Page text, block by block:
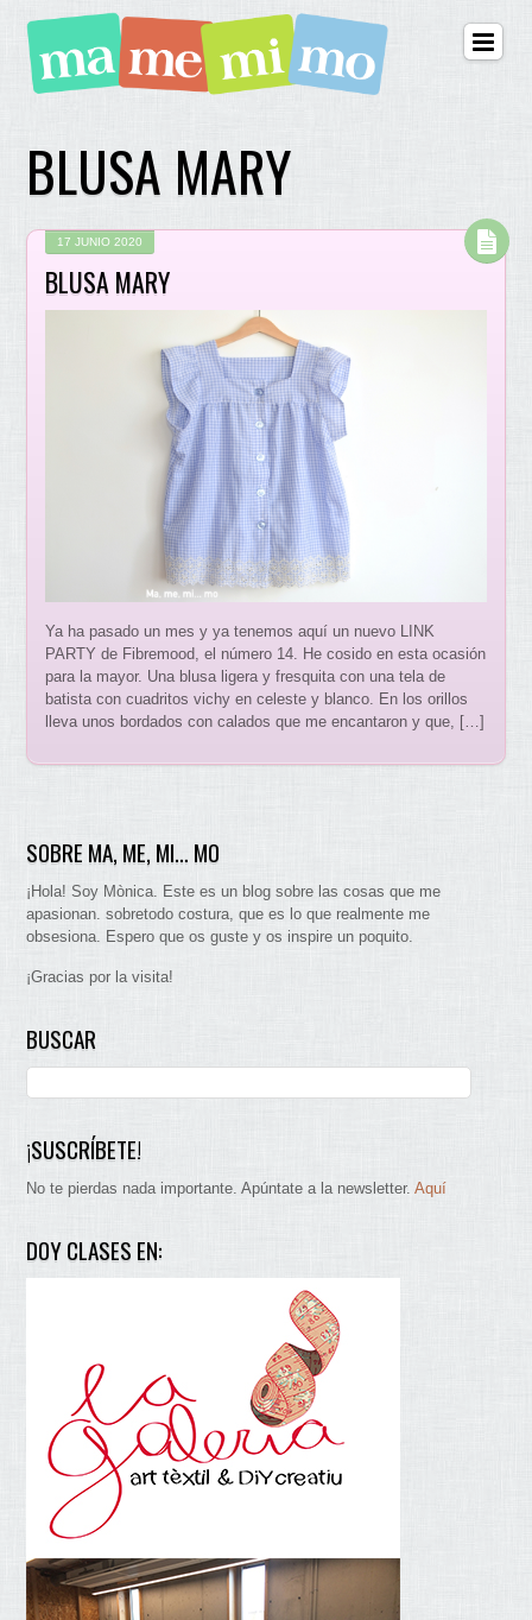
BLUSA MARY
17 JUNIO 2020
BLUSA MARY
Ya ha pasado un mes y ya tenemos aquí un nuevo LINK
PARTY de Fibremood, el número 14. He cosido en esta ocasión
para la mayor. Una blusa ligera y fresquita con una tela de
batista con cuadritos vichy en celeste y blanco. En los orillos
lleva unos bordados con calados que me encantaron y que, […]
SOBRE MA, ME, MI… MO
¡Hola! Soy Mònica. Este es un blog sobre las cosas que me
apasionan. sobretodo costura, que es lo que realmente me
obsesiona. Espero que os guste y os inspire un poquito.
¡Gracias por la visita!
BUSCAR
¡SUSCRÍBETE!
No te pierdas nada importante. Apúntate a la newsletter.Aquí
DOY CLASES EN: